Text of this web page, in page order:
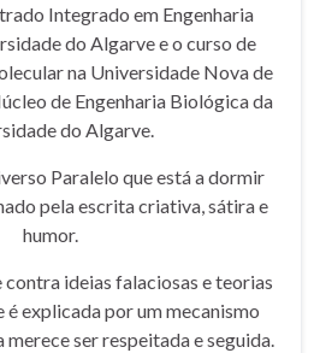
Integrado em Engenharia
do Algarve e o curso de
na Universidade Nova de
de Engenharia Biológica da
do Algarve.
Paralelo que está a dormir
pela escrita criativa, sátira e
humor.
ideias falaciosas e teorias
é explicada por um mecanismo
merece ser respeitada e seguida.